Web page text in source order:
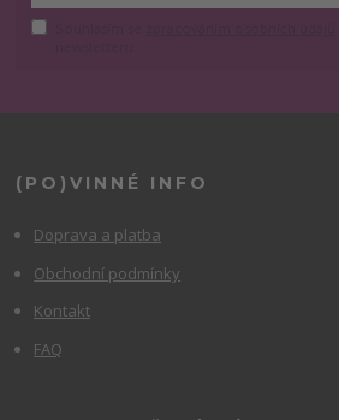
(PO)VINNÉ INFO
Doprava a platba
Obchodní podmínky
Kontakt
FAQ